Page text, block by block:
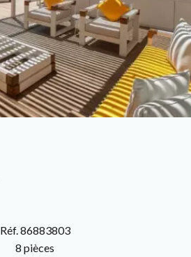
Réf. 86883803
8 pièces